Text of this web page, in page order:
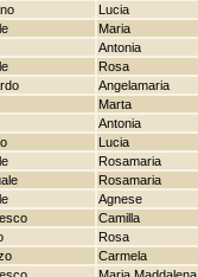
Lucia
Maria
Antonia
Rosa
Angelamaria
Marta
Antonia
Lucia
Rosamaria
Rosamaria
Agnese
Camilla
Rosa
Carmela